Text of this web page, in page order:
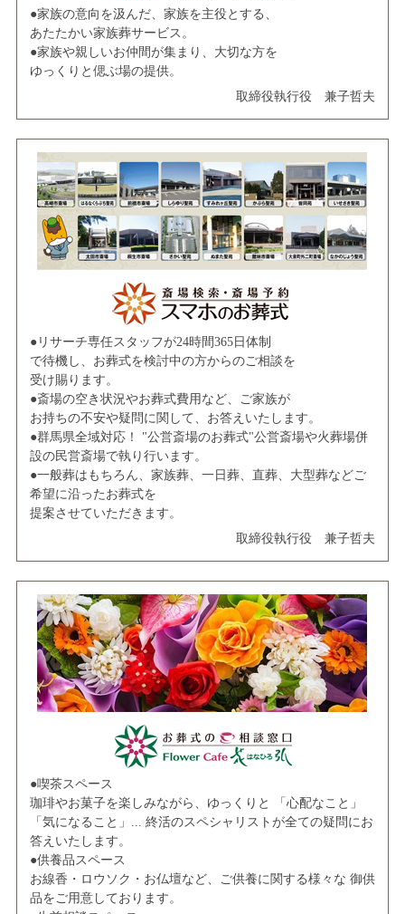
●家族の意向を汲んだ、家族を主役とする、
あたたかい家族葬サービス。
●家族や親しいお仲間が集まり、大切な方を
ゆっくりと偲ぶ場の提供。
取締役執行役 兼子哲夫
●リサーチ専任スタッフが24時間365日体制
で待機し、お葬式を検討中の方からのご相談を
受け賜ります。
●斎場の空き状況やお葬式費用など、ご家族が
お持ちの不安や疑問に関して、お答えいたします。
●群馬県全域対応！ "公営斎場のお葬式"公営斎場や火葬場併
設の民営斎場で執り行います。
●一般葬はもちろん、家族葬、一日葬、直葬、大型葬などご
希望に沿ったお葬式を
提案させていただきます。
取締役執行役 兼子哲夫
●喫茶スペース
珈琲やお菓子を楽しみながら、ゆっくりと 「心配なこと」
「気になること」... 終活のスペシャリストが全ての疑問にお
答えいたします。
●供養品スペース
お線香・ロウソク・お仏壇など、ご供養に関する様々な 御供
品をご用意しております。